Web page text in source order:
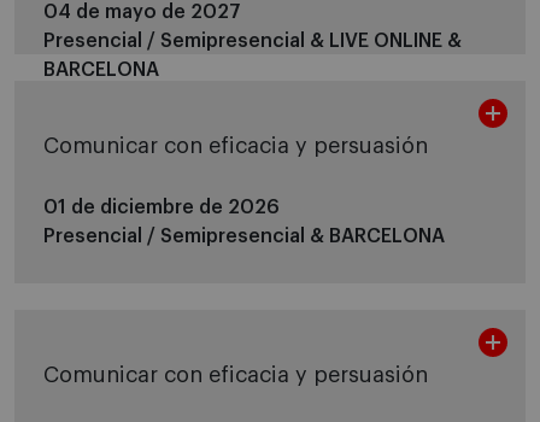
04 de mayo de 2027
Presencial / Semipresencial & LIVE ONLINE &
BARCELONA
Comunicar con eficacia y persuasión
01 de diciembre de 2026
Presencial / Semipresencial & BARCELONA
Comunicar con eficacia y persuasión